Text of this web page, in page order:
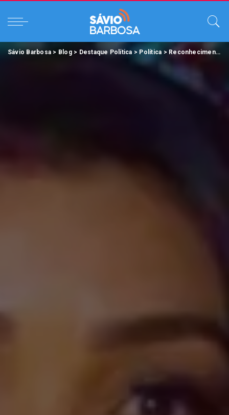
Sávio Barbosa > Blog> Destaque Política > Política > Reconhecimento